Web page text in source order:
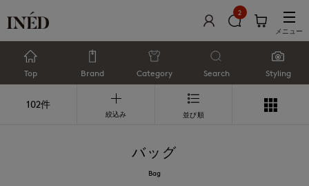
2
メニュー
Top Brand Category Search Styling
102件
絞込み 並び順
バッグ
Bag